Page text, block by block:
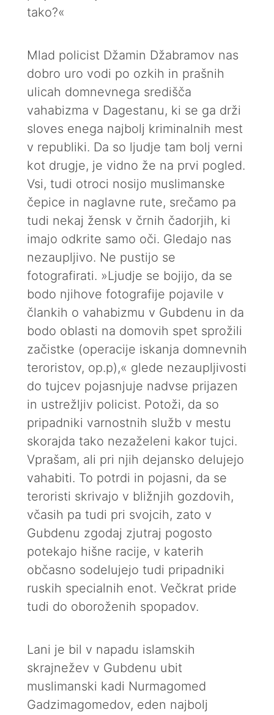
tako?«
Mlad policist Džamin Džabramov nas
dobro uro vodi po ozkih in prašnih
ulicah domnevnega središča
vahabizma v Dagestanu, ki se ga drži
sloves enega najbolj kriminalnih mest
v republiki. Da so ljudje tam bolj verni
kot drugje, je vidno že na prvi pogled.
Vsi, tudi otroci nosijo muslimanske
čepice in naglavne rute, srečamo pa
tudi nekaj žensk v črnih čadorjih, ki
imajo odkrite samo oči. Gledajo nas
nezaupljivo. Ne pustijo se
fotografirati. »Ljudje se bojijo, da se
bodo njihove fotografije pojavile v
člankih o vahabizmu v Gubdenu in da
bodo oblasti na domovih spet sprožili
začistke (operacije iskanja domnevnih
teroristov, op.p),« glede nezaupljivosti
do tujcev pojasnjuje nadvse prijazen
in ustrežljiv policist. Potoži, da so
pripadniki varnostnih služb v mestu
skorajda tako nezaželeni kakor tujci.
Vprašam, ali pri njih dejansko delujejo
vahabiti. To potrdi in pojasni, da se
teroristi skrivajo v bližnjih gozdovih,
včasih pa tudi pri svojcih, zato v
Gubdenu zgodaj zjutraj pogosto
potekajo hišne racije, v katerih
občasno sodelujejo tudi pripadniki
ruskih specialnih enot. Večkrat pride
tudi do oboroženih spopadov.
Lani je bil v napadu islamskih
skrajnežev v Gubdenu ubit
muslimanski kadi Nurmagomed
Gadzimagomedov, eden najbolj